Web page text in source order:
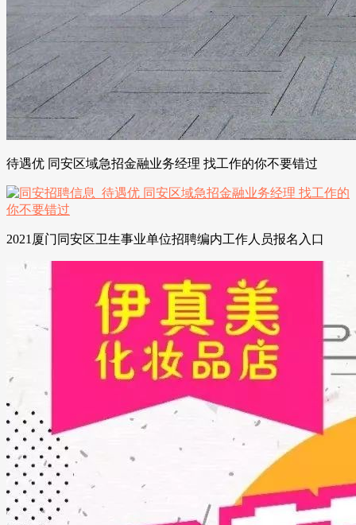
待遇优 同安区域急招金融业务经理 找工作的你不要错过
2021厦门同安区卫生事业单位招聘编内工作人员报名入口